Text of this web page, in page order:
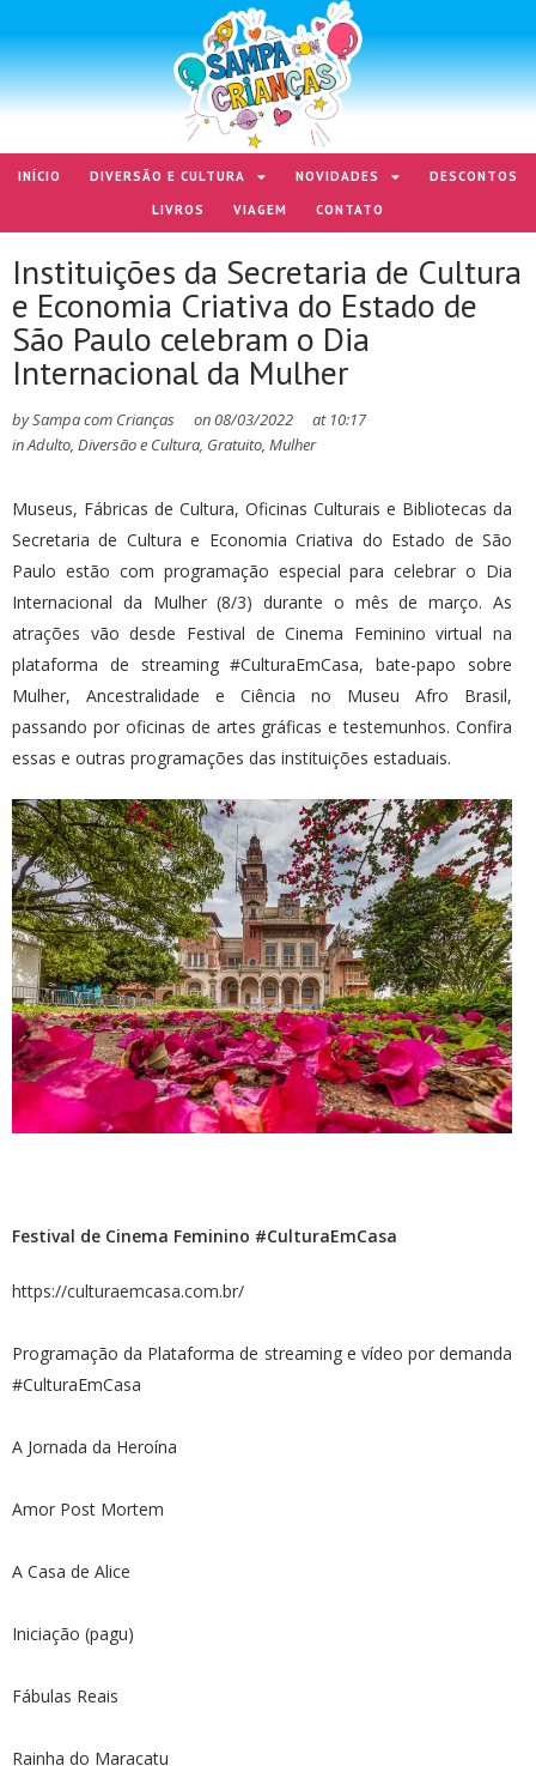
INÍCIO DIVERSÃO E CULTURA NOVIDADES
DESCONTOS
LIVROS
VIAGEM CONTATO
Instituições da Secretaria de Cultura
e Economia Criativa do Estado de
São Paulo celebram o Dia
Internacional da Mulher
bySampa com Crianças on08/03/2022 at 10:17
inAdulto, Diversão e Cultura, Gratuito, Mulher
Museus, Fábricas de Cultura, Oficinas Culturais e Bibliotecas da
Secretaria de Cultura e Economia Criativa do Estado de São
Paulo estão com programação especial para celebrar o Dia
Internacional da Mulher (8/3) durante o mês de março. As
atrações vão desde Festival de Cinema Feminino virtual na
plataforma de streaming #CulturaEmCasa, bate-papo sobre
Mulher, Ancestralidade e Ciência no Museu Afro Brasil,
passando por oficinas de artes gráficas e testemunhos. Confira
essas e outras programações das instituições estaduais.
Festival de Cinema Feminino #CulturaEmCasa
https://culturaemcasa.com.br/
Programação da Plataforma de streaming e vídeo por demanda
#CulturaEmCasa
A Jornada da Heroína
Amor Post Mortem
A Casa de Alice
Iniciação (pagu)
Fábulas Reais
Rainha do Maracatu